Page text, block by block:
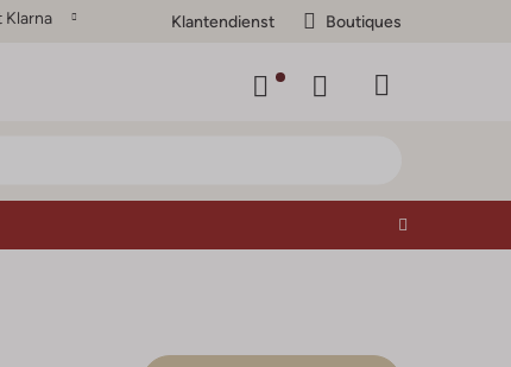
Klarna Klantendienst Boutiques